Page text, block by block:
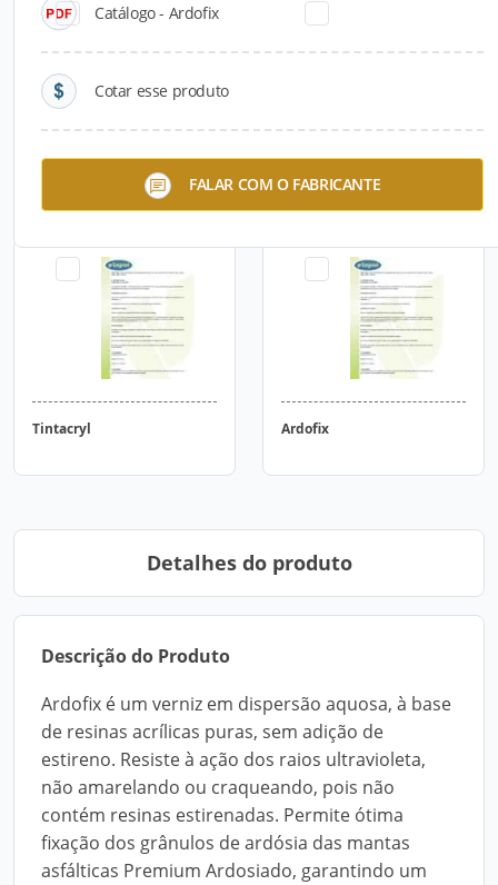
Catálogo - Ardofix
Cotar esse produto
FALAR COM O FABRICANTE
Tintacryl Ardofix
Detalhes do produto
Descrição do Produto
Ardofix é um verniz em dispersão aquosa, à base
de resinas acrílicas puras, sem adição de
estireno. Resiste à ação dos raios ultravioleta,
não amarelando ou craqueando, pois não
contém resinas estirenadas. Permite ótima
fixação dos grânulos de ardósia das mantas
asfálticas Premium Ardosiado, garantindo um